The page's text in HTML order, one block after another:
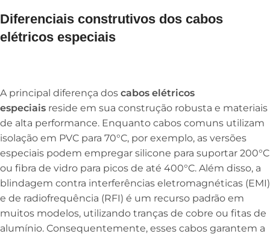
Diferenciais construtivos dos cabos
elétricos especiais
A principal diferença dos cabos elétricos
especiais reside em sua construção robusta e materiais
de alta performance. Enquanto cabos comuns utilizam
isolação em PVC para 70°C, por exemplo, as versões
especiais podem empregar silicone para suportar 200°C
ou fibra de vidro para picos de até 400°C. Além disso, a
blindagem contra interferências eletromagnéticas (EMI)
e de radiofrequência (RFI) é um recurso padrão em
muitos modelos, utilizando tranças de cobre ou fitas de
alumínio. Consequentemente, esses cabos garantem a